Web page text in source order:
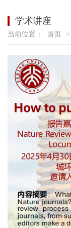
学术讲座
当前位置： 首页 >